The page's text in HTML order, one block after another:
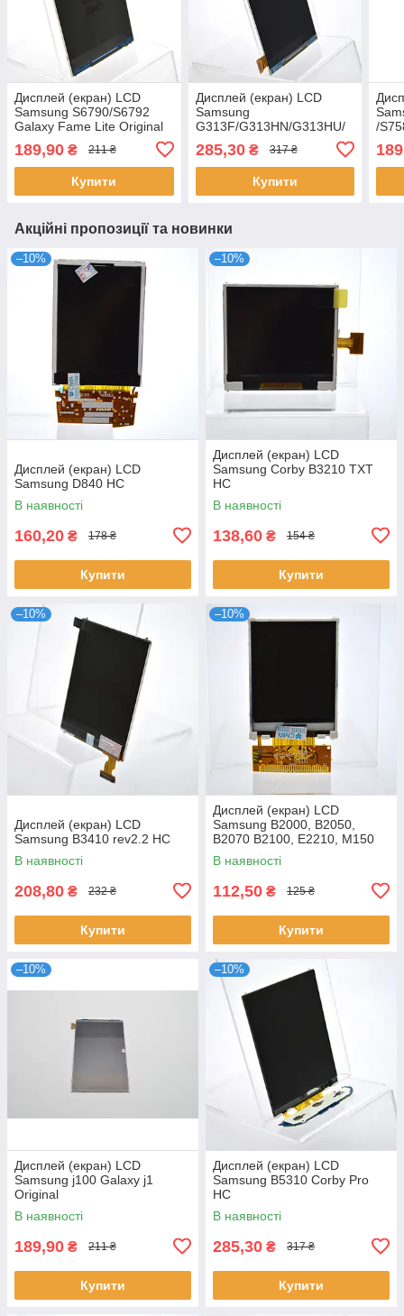
Дисплей (екран) LCD
Samsung S6790/S6792
Galaxy Fame Lite Original
189,90 ₴ 211 ₴
Купити
Дисплей (екран) LCD
Samsung
G313F/G313HN/G313HU/
285,30₴ 317 ₴
Купити
/
Акційні пропозиції та новинки
–10%
Дисплей (екран) LCD
Samsung D840 HC
В наявності
160,20 ₴ 178 ₴
Купити
–10%
Дисплей (екран) LCD
Samsung Corby B3210 TXT
HC
В наявності
138,60 ₴ 154 ₴
Купити
–10%
Дисплей (екран) LCD
Samsung B3410 rev2.2 HC
В наявності
208,80 ₴ 232 ₴
Купити
–10%
Дисплей (екран) LCD
Samsung B2000, B2050,
B2070 B2100, E2210, M150
HC
В наявності
112,50 ₴ 125 ₴
Купити
–10%
Дисплей (екран) LCD
Samsung j100 Galaxy j1
Original
В наявності
189,90 ₴ 211 ₴
Купити
–10%
Дисплей (екран) LCD
Samsung B5310 Corby Pro
HC
В наявності
285,30 ₴ 317 ₴
Купити